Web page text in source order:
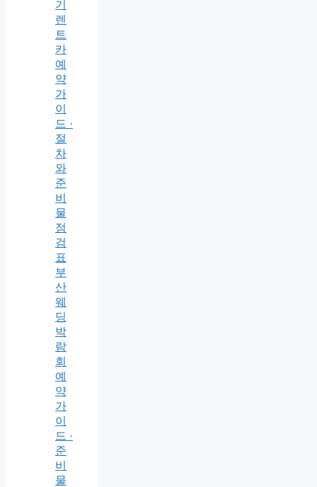
기
렌
트
카
예
약
가
이
드 ·
절
차
와
준
비
물
점
검
표
부
산
웨
딩
박
람
회
예
약
가
이
드 ·
준
비
물